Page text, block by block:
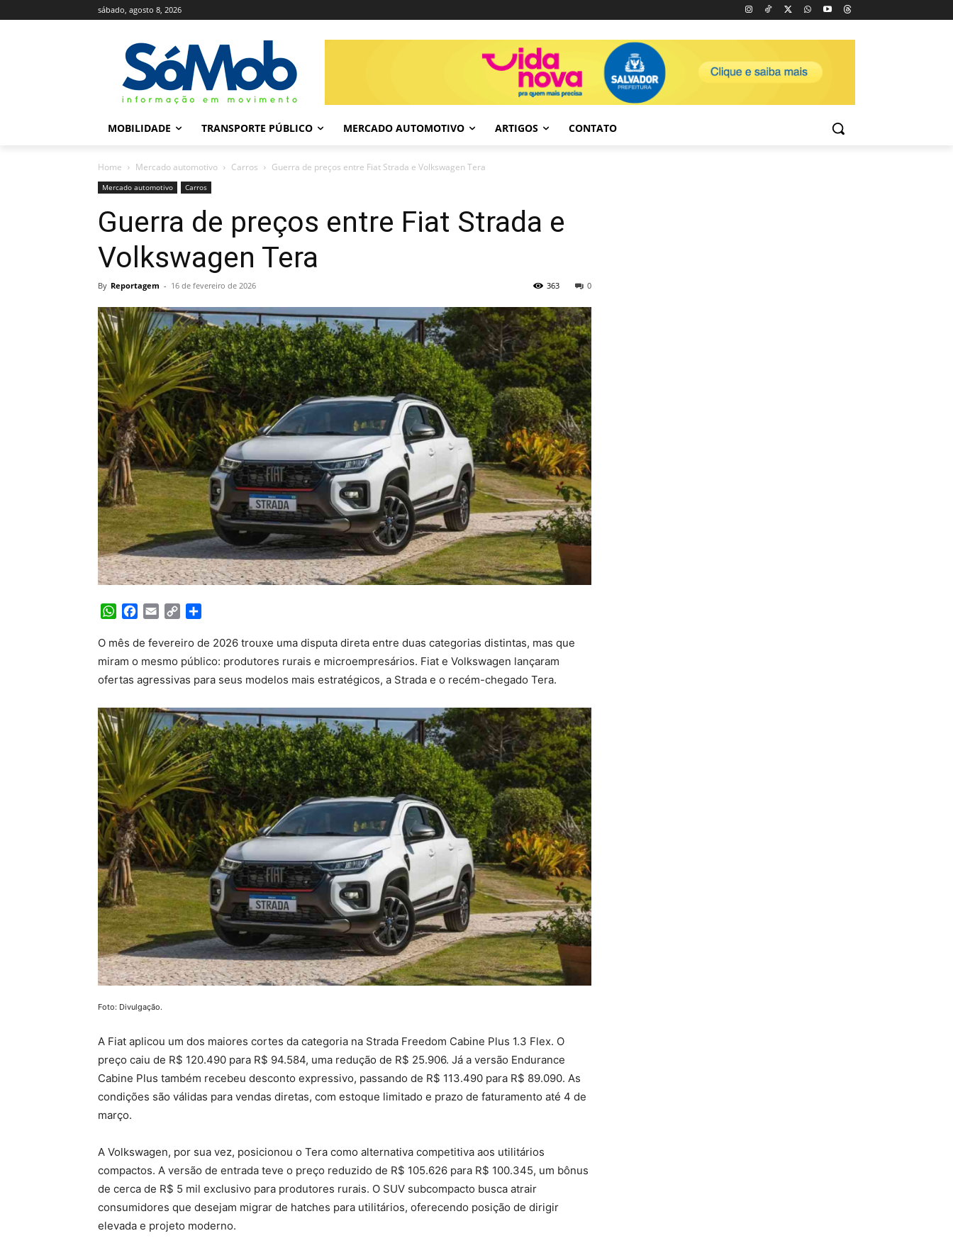
sábado, agosto 8, 2026
MOBILIDADE TRANSPORTE PÚBLICO MERCADO AUTOMOTIVO ARTIGOS CONTATO
Home Mercado automotivo Carros Guerra de preços entre Fiat Strada e Volkswagen Tera
Mercado automotivo Carros
Guerra de preços entre Fiat Strada e
Volkswagen Tera
By Reportagem - 16 de fevereiro de 2026 0
363
WhatsApp
Facebook
Email Copy
O mês de fevereiro de 2026 trouxe uma disputa direta entre duas categorias distintas, mas que
miram o mesmo público: produtores rurais e microempresários. Fiat e Volkswagen lançaram
ofertas agressivas para seus modelos mais estratégicos, a Strada e o recém-chegado Tera.
Foto: Divulgação.
A Fiat aplicou um dos maiores cortes da categoria na Strada Freedom Cabine Plus 1.3 Flex. O
preço caiu de R$ 120.490 para R$ 94.584, uma redução de R$ 25.906. Já a versão Endurance
Cabine Plus também recebeu desconto expressivo, passando de R$ 113.490 para R$ 89.090. As
condições são válidas para vendas diretas, com estoque limitado e prazo de faturamento até 4 de
março.
A Volkswagen, por sua vez, posicionou o Tera como alternativa competitiva aos utilitários
compactos. A versão de entrada teve o preço reduzido de R$ 105.626 para R$ 100.345, um bônus
de cerca de R$ 5 mil exclusivo para produtores rurais. O SUV subcompacto busca atrair
consumidores que desejam migrar de hatches para utilitários, oferecendo posição de dirigir
elevada e projeto moderno.